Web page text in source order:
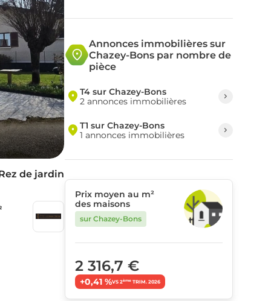
de jardin
Annonces immobilières sur
Chazey-Bons par nombre de
pièce
T4 sur Chazey-Bons
2 annonces immobilières
T1 sur Chazey-Bons
1 annonces immobilières
Prix moyen au m²
des maisons
sur Chazey-Bons
2 316,7 €
+0,41 %VS 2èmeTRIM. 2026